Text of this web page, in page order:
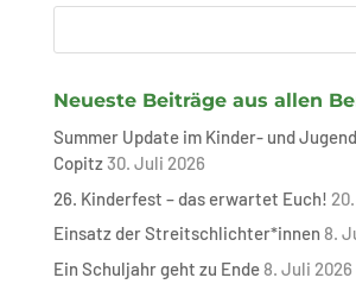
Neueste Beiträge aus allen
Summer Update im Kinder- und
Copitz30. Juli 2026
26. Kinderfest – das erwartet Euch!
Einsatz der Streitschlichter*innen 8.
Ein Schuljahr geht zu Ende 8. Juli 2026